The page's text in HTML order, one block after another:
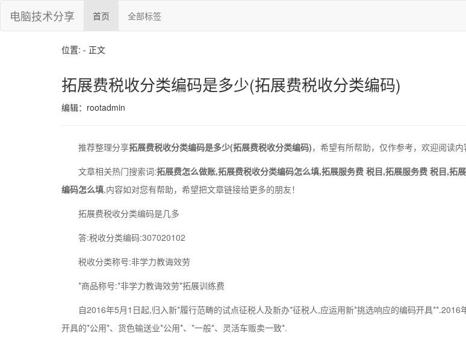
电脑技术分享 首页 全部标签
位置: - 正文
拓展费税收分类编码是多少(拓展费税收分类编码)
编辑：rootadmin
推荐整理分享拓展费税收分类编码是多少(拓展费税收分类编码)，希望有所帮助，仅作参考，欢迎阅读内
文章相关热门搜索词:拓展费怎么做账,拓展费税收分类编码怎么填,拓展服务费 税目,拓展服务费 税目,
编码怎么填,内容如对您有帮助，希望把文章链接给更多的朋友！
拓展费税收分类编码是几多
答:税收分类编码:307020102
税收分类称号:非学力教诲效劳
*商品称号:*非学力教诲效劳*拓展训练费
自2016年5月1日起,归入新*履行范畴的试点征税人及新办*征税人,应运用新*挑选响应的编码开具
开具的*公用*、货色输送业*公用*、*一般*、灵活车贩卖一致*.